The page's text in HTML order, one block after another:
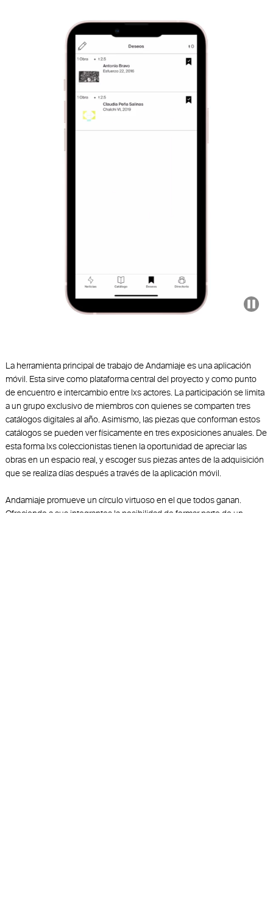
La herramienta principal de trabajo de Andamiaje es una aplicación
móvil. Esta sirve como plataforma central del proyecto y como punto
de encuentro e intercambio entre lxs actores. La participación se limita
a un grupo exclusivo de miembros con quienes se comparten tres
catálogos digitales al año. Asimismo, las piezas que conforman estos
catálogos se pueden ver físicamente en tres exposiciones anuales. De
esta forma lxs coleccionistas tienen la oportunidad de apreciar las
obras en un espacio real, y escoger sus piezas antes de la adquisición
que se realiza días después a través de la aplicación móvil.
Andamiaje promueve un círculo virtuoso en el que todos ganan.
Ofreciendo a sus integrantes la posibilidad de formar parte de un